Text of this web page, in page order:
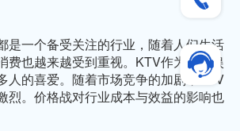
是一个备受关注的行业，随着人们生活
费也越来越受到重视。KTV作为一种娱
人的喜爱。随着市场竞争的加剧，KTV
烈。价格战对行业成本与效益的影响也